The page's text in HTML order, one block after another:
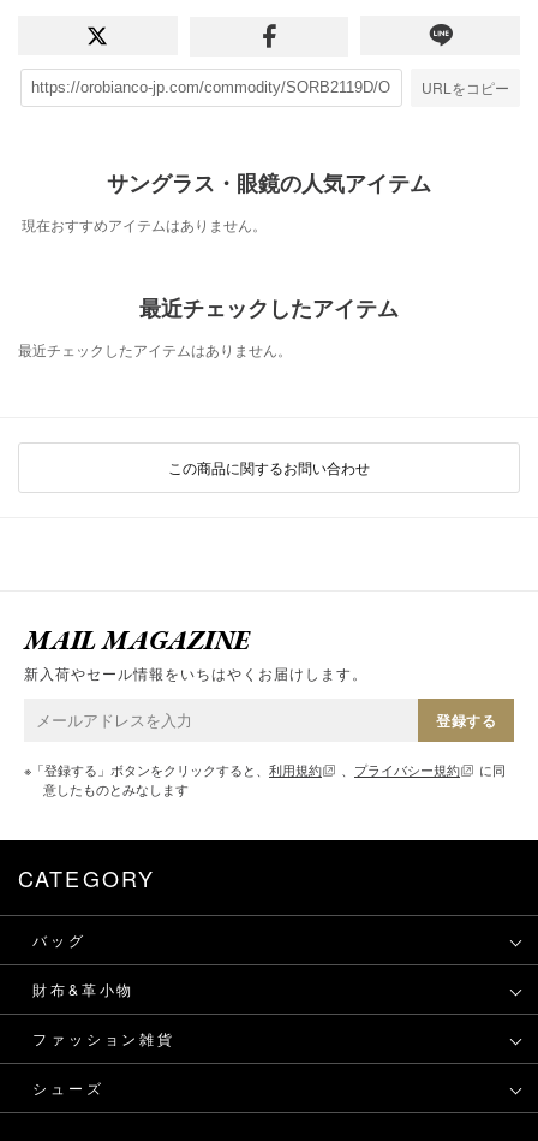
URLをコピー
サングラス・眼鏡の人気アイテム
現在おすすめアイテムはありません。
最近チェックしたアイテム
最近チェックしたアイテムはありません。
この商品に関するお問い合わせ
MAIL MAGAZINE
新入荷やセール情報をいちはやくお届けします。
登録する
※「登録する」ボタンをクリックすると、 利用規約 、 プライバシー規約
に同
意したものとみなします
CATEGORY
バッグ
財布&革小物
ファッション雑貨
シューズ